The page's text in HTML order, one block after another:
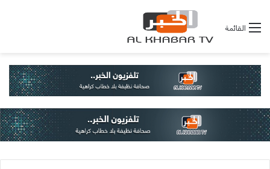
القائمة